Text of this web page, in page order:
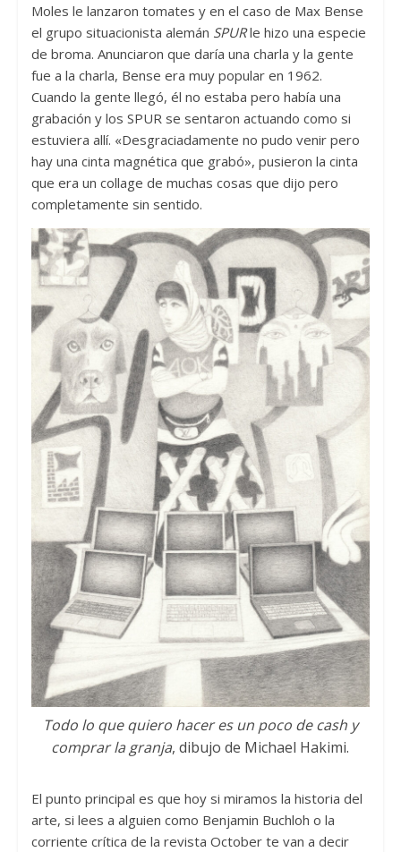
Moles le lanzaron tomates y en el caso de Max Bense
el grupo situacionista alemán SPURle hizo una especie
de broma. Anunciaron que daría una charla y la gente
fue a la charla, Bense era muy popular en 1962.
Cuando la gente llegó, él no estaba pero había una
grabación y los SPUR se sentaron actuando como si
estuviera allí. «Desgraciadamente no pudo venir pero
hay una cinta magnética que grabó», pusieron la cinta
que era un collage de muchas cosas que dijo pero
completamente sin sentido.
Todo lo que quiero hacer es un poco de cash y
comprar la granja, dibujo de Michael Hakimi.
El punto principal es que hoy si miramos la historia del
arte, si lees a alguien como Benjamin Buchloh o la
corriente crítica de la revista October te van a decir